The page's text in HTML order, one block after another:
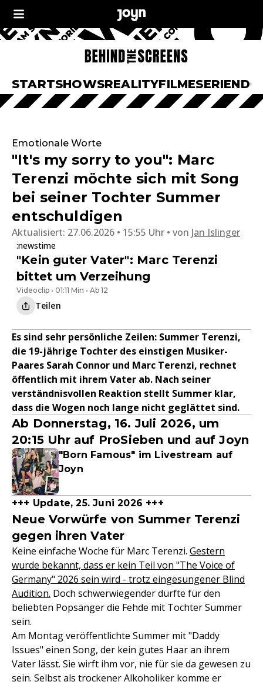
STARTSHOWSREALITYFILMESERIEN
Emotionale Worte
"It's my sorry to you": Marc
Terenzi möchte sich mit Song
bei seiner Tochter Summer
entschuldigen
Aktualisiert: 27.06.2026 • 15:55 Uhr von Jan Islinger
:newstime
"Kein guter Vater": Marc Terenzi
bittet um Verzeihung
Videoclip • 01:11 Min • Ab 12
Teilen
Es sind sehr persönliche Zeilen: Summer Terenzi,
die 19-jährige Tochter des einstigen Musiker-
Paares Sarah Connor und Marc Terenzi, rechnet
öffentlich mit ihrem Vater ab. Nach seiner
verständnisvollen Reaktion stellt Summer klar,
dass die Wogen noch lange nicht geglättet sind.
Ab Donnerstag, 16. Juli 2026, um
20:15 Uhr auf ProSieben und auf Joyn
"Born Famous" im Livestream auf
Joyn
+++ Update, 25. Juni 2026 +++
Neue Vorwürfe von Summer Terenzi
gegen ihren Vater
Keine einfache Woche für Marc Terenzi. Gestern
wurde bekannt, dass er kein Teil von "The Voice of
Germany" 2026 sein wird - trotz eingesungener Blind
Audition. Doch schwerwiegender dürfte für den
beliebten Popsänger die Fehde mit Tochter Summer
sein.
Am Montag veröffentlichte Summer mit "Daddy
Issues" einen Song, der kein gutes Haar an ihrem
Vater lässt. Sie wirft ihm vor, nie für sie da gewesen zu
sein. Selbst als trockener Alkoholiker komme er